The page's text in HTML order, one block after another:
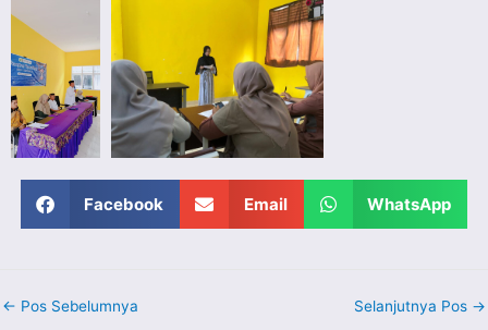
Facebook Email WhatsApp
← Pos Sebelumnya Selanjutnya Pos →